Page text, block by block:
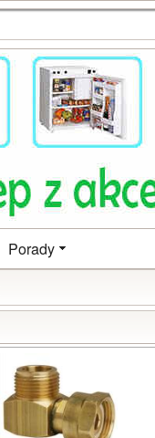
Porady